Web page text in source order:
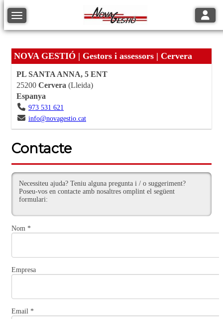
Toggle navigation
NOVA GESTIÓ | Gestors i assessors | Cervera
PL SANTA ANNA, 5 ENT
25200 Cervera (Lleida)
Espanya
973 531 621
info@novagestio.cat
Contacte
Necessiteu ajuda? Teniu alguna pregunta i / o suggeriment?
Poseu-vos en contacte amb nosaltres omplint el següent
formulari:
Nom *
Empresa
Email *